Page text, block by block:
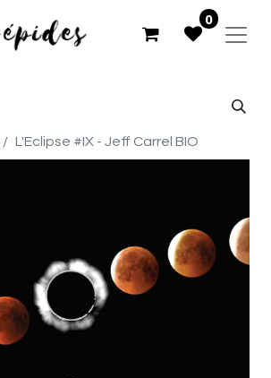
0
L'Eclipse #IX - Jeff Carrel BIO